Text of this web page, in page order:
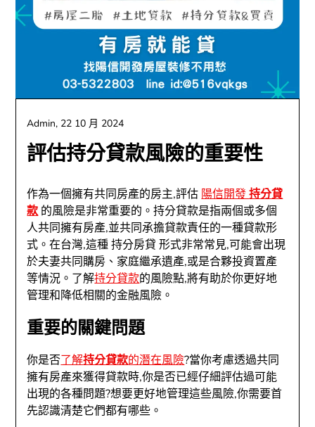
評估持分貸款風險的重要性
Admin, 22 10 月 2024
作為一個擁有共同房產的房主,評估 陽信開發持分貸
款的風險是非常重要的。持分貸款是指兩個或多個
人共同擁有房產,並共同承擔貸款責任的一種貸款形
式。在台灣,這種 持分房貸 形式非常常見,可能會出現
於夫妻共同購房、家庭繼承遺產,或是合夥投資置產
等情況。了解持分貸款的風險點,將有助於你更好地
管理和降低相關的金融風險。
重要的關鍵問題
你是否了解持分貸款的潛在風險?當你考慮透過共同
擁有房產來獲得貸款時,你是否已經仔細評估過可能
出現的各種問題?想要更好地管理這些風險,你需要首
先認識清楚它們都有哪些。